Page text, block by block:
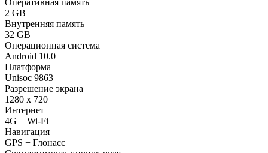
2 GB
Внутренняя память
32 GB
Операционная система
Android 10.0
Платформа
Unisoc 9863
Разрешение экрана
1280 x 720
Интернет
4G + Wi-Fi
Навигация
GPS + Глонасс